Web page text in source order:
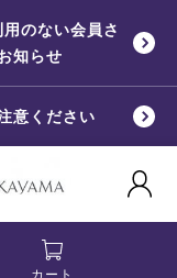
のない会員さ
知らせ
意ください
カート